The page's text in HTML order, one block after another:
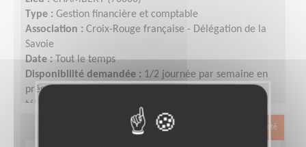
Type : Gestion financière et comptable
Association : Croix-Rouge française - Délégation de la
Savoie
Date :Tout le temps
Disponibilité demandée : 1/2 journée par semaine en
présentiel dans les locaux, le reste peut se faire en
télébénévolat.
Exclusion & Pauvreté